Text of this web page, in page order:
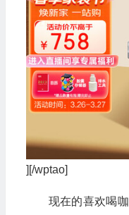
][/wptao]
现在的喜欢喝